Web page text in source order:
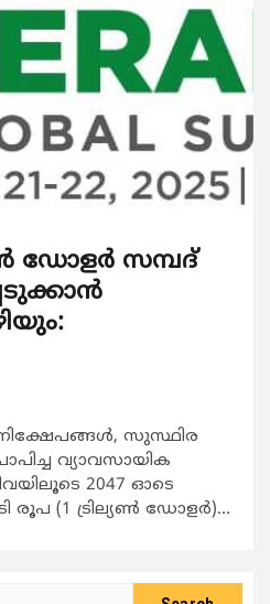
ഡോളര്‍ സമ്പദ്
സുസ്ഥിര
വ്യാവസായിക
2047 ഓടെ
രൂപ (1 ട്രില്യണ്‍ ഡോളര്‍)...